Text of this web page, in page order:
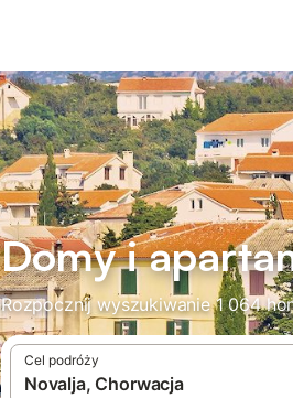
Domy i
Rozpocznij wyszukiwanie 1 064
Cel podróży